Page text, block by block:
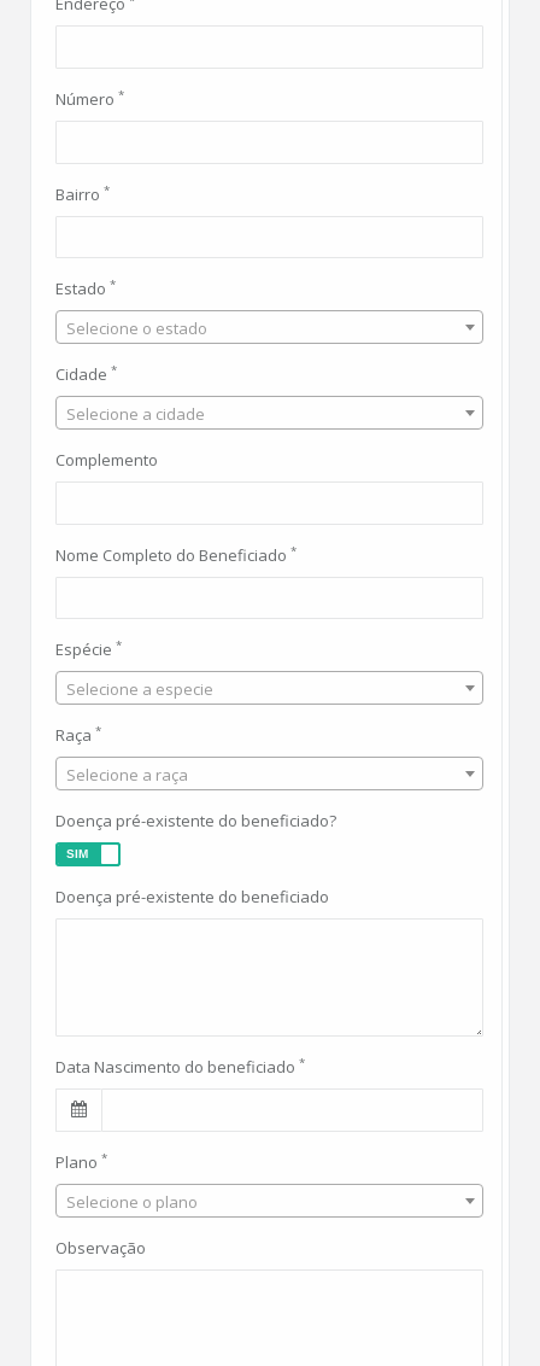
Número *
Bairro *
Estado *
Selecione o estado
Cidade *
Selecione a cidade
Complemento
Nome Completo do Beneficiado *
Espécie *
Selecione a especie
Raça *
Selecione a raça
Doença pré-existente do beneficiado?
Doença pré-existente do beneficiado
Data Nascimento do beneficiado *
Plano *
Selecione o plano
Observação